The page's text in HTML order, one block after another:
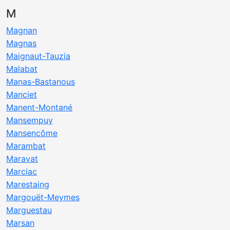
M
Magnan
Magnas
Maignaut-Tauzia
Malabat
Manas-Bastanous
Manciet
Manent-Montané
Mansempuy
Mansencôme
Marambat
Maravat
Marciac
Marestaing
Margouët-Meymes
Marguestau
Marsan